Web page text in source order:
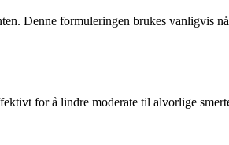
Denne formuleringen brukes vanligvis
for å lindre moderate til alvorlige